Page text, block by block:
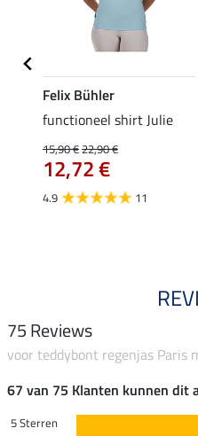
Felix Bühler
functioneel shirt Julie
15,90 €22,90 €
12,72 €
4.9 11
75 Reviews
voor teddybont regenjas Paris
67 van 75 Klanten kunnen dit
5 Sterren